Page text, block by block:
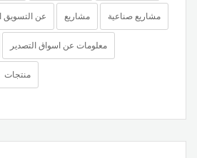
عن التسويق مشاريع مشاريع صناعية
معلومات عن اسواق التصدير
منتجات